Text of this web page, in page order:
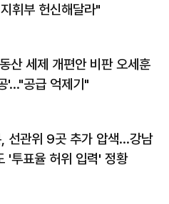
휘부 헌신해달라"
산 세제 개편안 비판 오세훈
'…"공급 억제기"
, 선관위 9곳 추가 압색…강남
'투표율 허위 입력' 정황